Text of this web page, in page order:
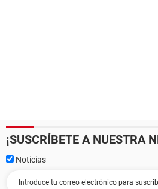
¡SUSCRÍBETE A NUESTRA
Noticias